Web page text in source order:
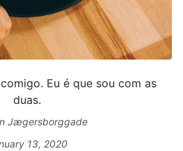
Eu é que sou com as
duas.
Jægersborggade
13, 2020